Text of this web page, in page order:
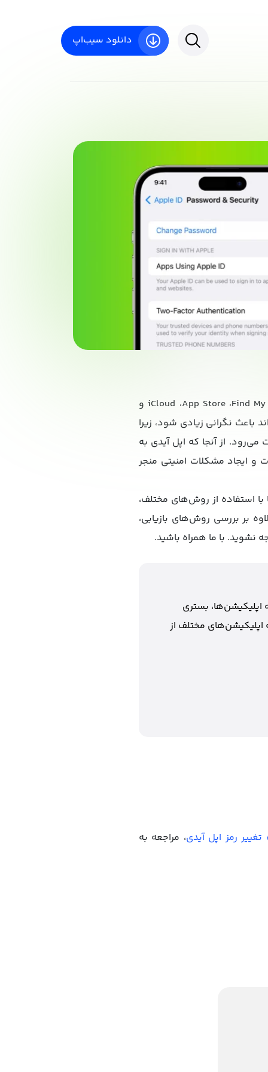
دانلود سیب‌اپ
اپل آیدی کلید ورود به دنیای اپل است. بدون آن، دسترسی به سرویس‌های مهمی مانند iCloud ،App Store ،Find My iPhone و
نگرانی زیادی شود، زیرا
از آنجا که اپل آیدی به
ایجاد مشکلات امنیتی منجر
با استفاده از روش‌های مختلف،
بر بررسی روش‌های بازیابی،
نشوید. با ما همراه باشید.
اپلیکیشن‌ها، بستری
اپلیکیشن‌های مختلف از
تغییر رمز اپل آیدی، مراجعه به